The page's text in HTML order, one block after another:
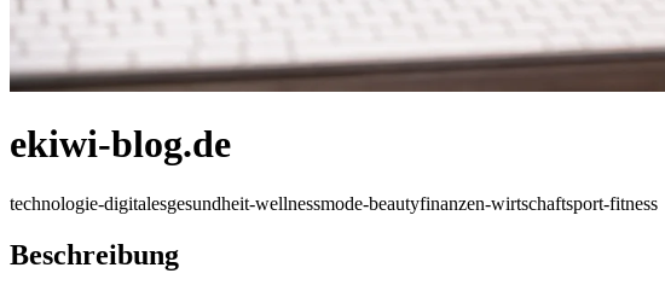
ekiwi-blog.de
technologie-digitalesgesundheit-wellnessmode-beautyfinanzen-wirtschaftsport-fitness
Beschreibung